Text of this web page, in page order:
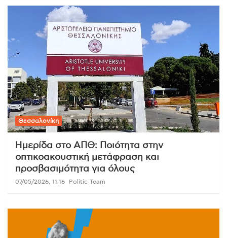
Θεσσαλονίκη
Ημερίδα στο ΑΠΘ: Ποιότητα στην
οπτικοακουστική μετάφραση και
προσβασιμότητα για όλους
07/05/2026, 11:16 Politic Team